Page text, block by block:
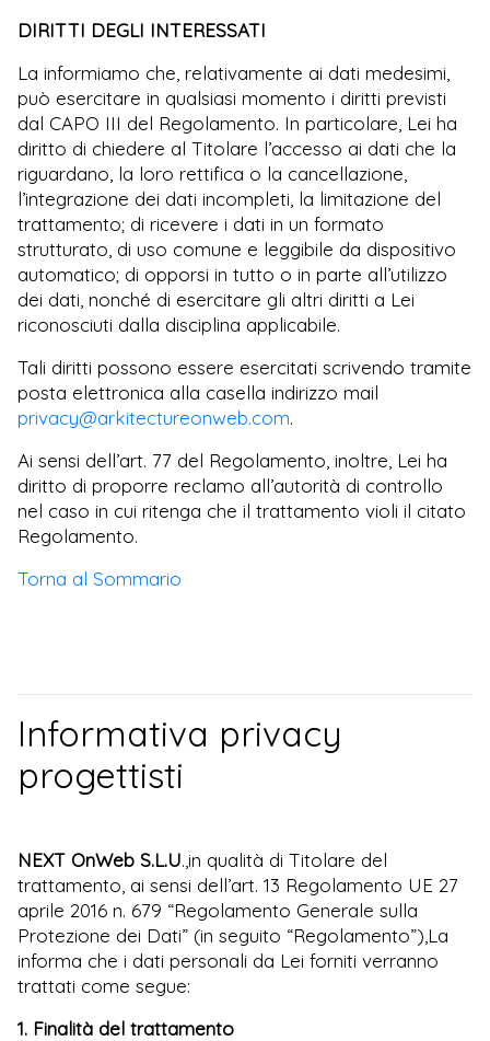
DIRITTI DEGLI INTERESSATI
La informiamo che, relativamente ai dati medesimi,
può esercitare in qualsiasi momento i diritti previsti
dal CAPO III del Regolamento. In particolare, Lei ha
diritto di chiedere al Titolare l’accesso ai dati che la
riguardano, la loro rettifica o la cancellazione,
l’integrazione dei dati incompleti, la limitazione del
trattamento; di ricevere i dati in un formato
strutturato, di uso comune e leggibile da dispositivo
automatico; di opporsi in tutto o in parte all’utilizzo
dei dati, nonché di esercitare gli altri diritti a Lei
riconosciuti dalla disciplina applicabile.
Tali diritti possono essere esercitati scrivendo tramite
posta elettronica alla casella indirizzo mail
privacy@arkitectureonweb.com.
Ai sensi dell’art. 77 del Regolamento, inoltre, Lei ha
diritto di proporre reclamo all’autorità di controllo
nel caso in cui ritenga che il trattamento violi il citato
Regolamento.
Torna al Sommario
Informativa privacy
progettisti
NEXT OnWeb S.L.U.,in qualità di Titolare del
trattamento, ai sensi dell’art. 13 Regolamento UE 27
aprile 2016 n. 679 “Regolamento Generale sulla
Protezione dei Dati” (in seguito “Regolamento”),La
informa che i dati personali da Lei forniti verranno
trattati come segue:
1. Finalità del trattamento